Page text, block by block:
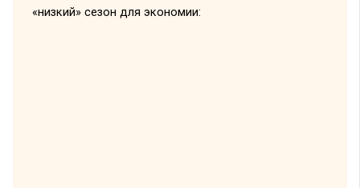
«низкий» сезон для экономии: